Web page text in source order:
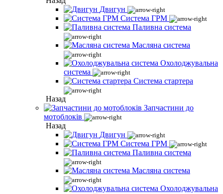
Двигун
Система ГРМ
Паливна система
Масляна система
Охолоджувальна
система
Система стартера
Назад
Запчастини до
мотоблоків
Назад
Двигун
Система ГРМ
Паливна система
Масляна система
Охолоджувальна